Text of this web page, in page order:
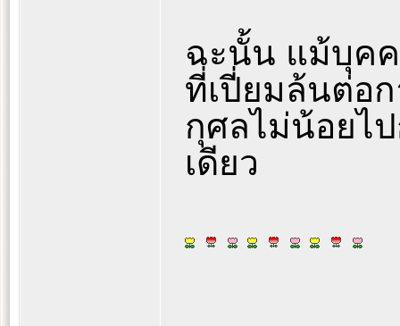
ฉะนั้น แม้บุคค
ที่เปี่ยมล้นต่อ
กุศลไม่น้อยไ
เดียว